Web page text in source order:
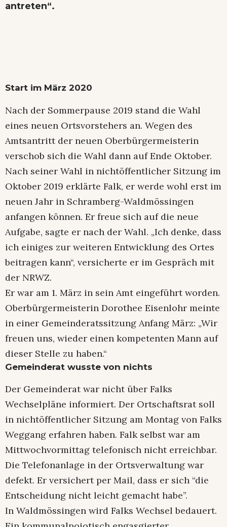
antreten“.
Start im März 2020
Nach der Sommerpause 2019 stand die Wahl
eines neuen Ortsvorstehers an. Wegen des
Amtsantritt der neuen Oberbürgermeisterin
verschob sich die Wahl dann auf Ende Oktober.
Nach seiner Wahl in nichtöffentlicher Sitzung im
Oktober 2019 erklärte Falk, er werde wohl erst im
neuen Jahr in Schramberg-Waldmössingen
anfangen können. Er freue sich auf die neue
Aufgabe, sagte er nach der Wahl. „Ich denke, dass
ich einiges zur weiteren Entwicklung des Ortes
beitragen kann“, versicherte er im Gespräch mit
der NRWZ.
Er war am 1. März in sein Amt eingeführt worden.
Oberbürgermeisterin Dorothee Eisenlohr meinte
in einer Gemeinderatssitzung Anfang März: „Wir
freuen uns, wieder einen kompetenten Mann auf
dieser Stelle zu haben.“
Gemeinderat wusste von nichts
Der Gemeinderat war nicht über Falks
Wechselpläne informiert. Der Ortschaftsrat soll
in nichtöffentlicher Sitzung am Montag von Falks
Weggang erfahren haben. Falk selbst war am
Mittwochvormittag telefonisch nicht erreichbar.
Die Telefonanlage in der Ortsverwaltung war
defekt. Er versichert per Mail, dass er sich “die
Entscheidung nicht leicht gemacht habe”.
In Waldmössingen wird Falks Wechsel bedauert.